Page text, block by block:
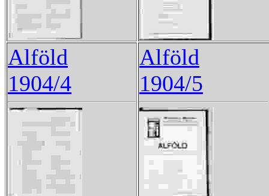
Alföld
1904/4
Alföld
1904/5